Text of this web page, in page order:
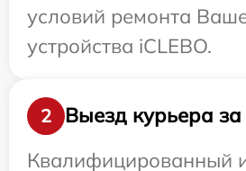
условий ремонта
устройства iCLEBO.
2
Выезд курьера
Квалифицированный